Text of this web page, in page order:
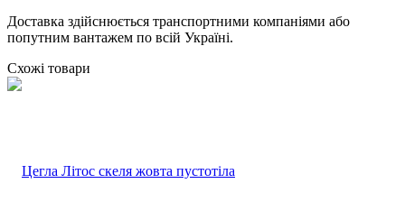
Доставка здійснюється транспортними компаніями або
попутним вантажем по всій Україні.
Схожі товари